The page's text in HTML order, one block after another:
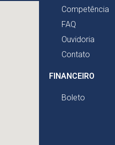
Competência
FAQ
Ouvidoria
Contato
FINANCEIRO
Boleto